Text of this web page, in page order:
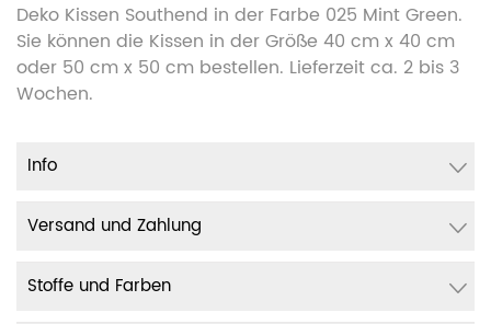
Deko Kissen Southend in der Farbe 025 Mint Green.
Sie können die Kissen in der Größe 40 cm x 40 cm
oder 50 cm x 50 cm bestellen. Lieferzeit ca. 2 bis 3
Wochen.
Info
Versand und Zahlung
Stoffe und Farben